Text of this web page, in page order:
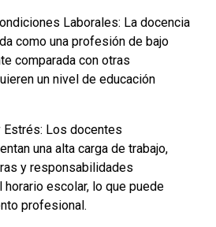
Laborales: La docencia
como una profesión de bajo
comparada con otras
un nivel de educación
Estrés: Los docentes
una alta carga de trabajo,
y responsabilidades
escolar, lo que puede
profesional.